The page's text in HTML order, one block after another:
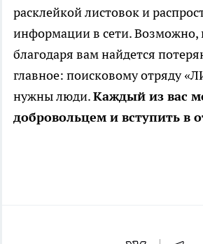
расклейкой листовок и
информации в сети. Возможно,
благодаря вам найдется
главное: поисковому отряду
нужны люди.Каждый из вас
добровольцем и вступить в